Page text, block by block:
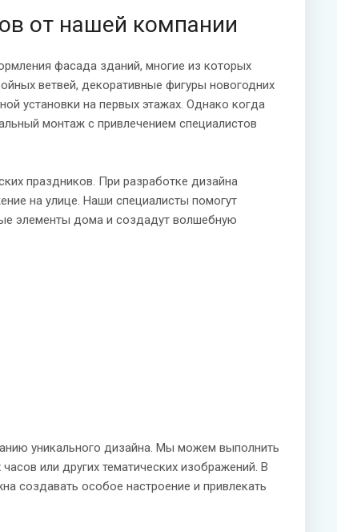
от нашей компании
фасада зданий, многие из которых
ветвей, декоративные фигуры новогодних
установки на первых этажах. Однако когда
монтаж с привлечением специалистов
праздников. При разработке дизайна
на улице. Наши специалисты помогут
элементы дома и создадут волшебную
уникального дизайна. Мы можем выполнить
или других тематических изображений. В
создавать особое настроение и привлекать